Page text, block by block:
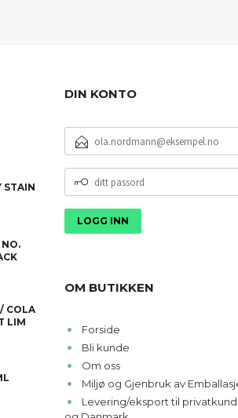
STAIN
NO.
COLA
LIM
DIN KONTO
POSTADRESSE
PASSORD
OM BUTIKKEN
Forside
Bli kunde
Om oss
Miljø og Gjenbruk av
Levering/eksport til